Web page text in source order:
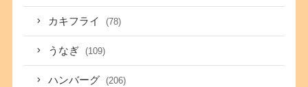
カキフライ (78)
うなぎ (109)
ハンバーグ (206)